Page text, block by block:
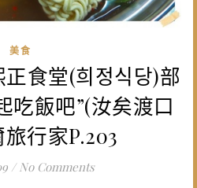
美食
正食堂(희정식당)部
吃飯吧”(汝矣渡口
行家P.203
/ No Comments